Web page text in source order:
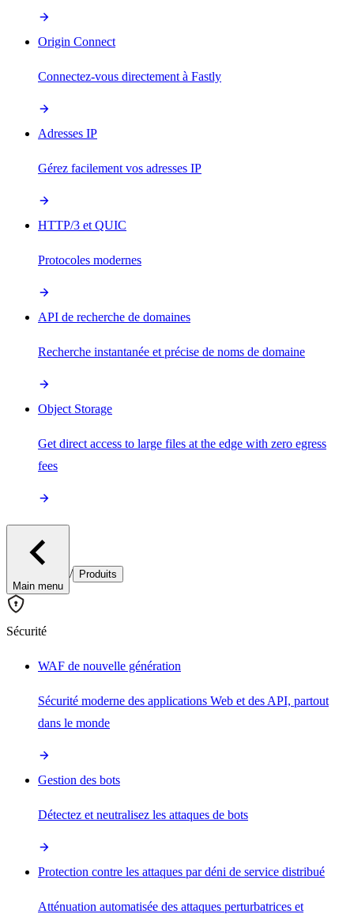
Origin Connect
Connectez-vous directement à Fastly
Adresses IP
Gérez facilement vos adresses IP
HTTP/3 et QUIC
Protocoles modernes
API de recherche de domaines
Recherche instantanée et précise de noms de domaine
Object Storage
Get direct access to large files at the edge with zero egress
fees
Main menu
/ Produits
Sécurité
WAF de nouvelle génération
Sécurité moderne des applications Web et des API, partout
dans le monde
Gestion des bots
Détectez et neutralisez les attaques de bots
Protection contre les attaques par déni de service distribué
Atténuation automatisée des attaques perturbatrices et